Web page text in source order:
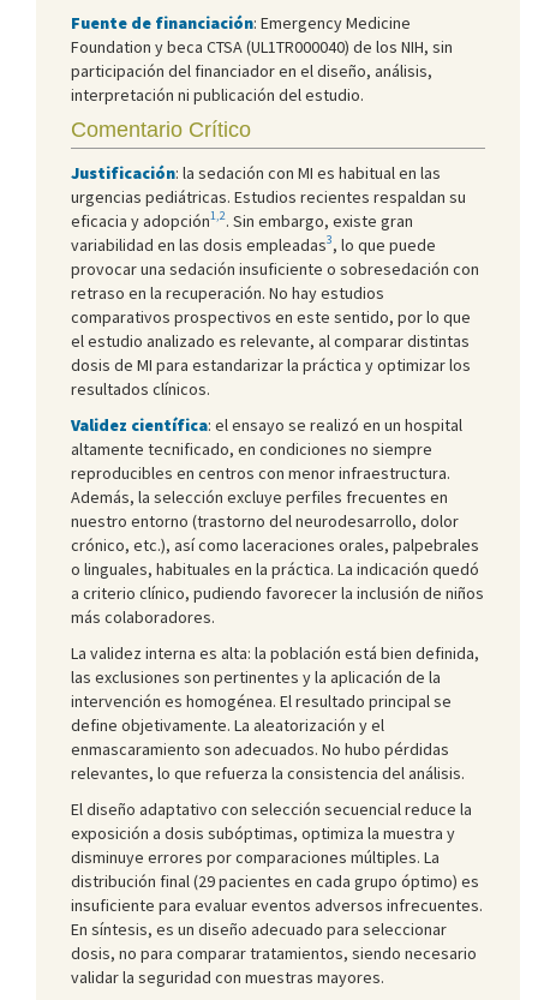
Fuente de financiación: Emergency Medicine
Foundation y beca CTSA (UL1TR000040) de los NIH, sin
participación del financiador en el diseño, análisis,
interpretación ni publicación del estudio.
Comentario Crítico
Justificación: la sedación con MI es habitual en las
urgencias pediátricas. Estudios recientes respaldan su
eficacia y adopción1,2. Sin embargo, existe gran
variabilidad en las dosis empleadas3, lo que puede
provocar una sedación insuficiente o sobresedación con
retraso en la recuperación. No hay estudios
comparativos prospectivos en este sentido, por lo que
el estudio analizado es relevante, al comparar distintas
dosis de MI para estandarizar la práctica y optimizar los
resultados clínicos.
Validez científica: el ensayo se realizó en un hospital
altamente tecnificado, en condiciones no siempre
reproducibles en centros con menor infraestructura.
Además, la selección excluye perfiles frecuentes en
nuestro entorno (trastorno del neurodesarrollo, dolor
crónico, etc.), así como laceraciones orales, palpebrales
o linguales, habituales en la práctica. La indicación quedó
a criterio clínico, pudiendo favorecer la inclusión de niños
más colaboradores.
La validez interna es alta: la población está bien definida,
las exclusiones son pertinentes y la aplicación de la
intervención es homogénea. El resultado principal se
define objetivamente. La aleatorización y el
enmascaramiento son adecuados. No hubo pérdidas
relevantes, lo que refuerza la consistencia del análisis.
El diseño adaptativo con selección secuencial reduce la
exposición a dosis subóptimas, optimiza la muestra y
disminuye errores por comparaciones múltiples. La
distribución final (29 pacientes en cada grupo óptimo) es
insuficiente para evaluar eventos adversos infrecuentes.
En síntesis, es un diseño adecuado para seleccionar
dosis, no para comparar tratamientos, siendo necesario
validar la seguridad con muestras mayores.